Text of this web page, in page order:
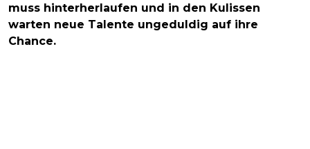
muss hinterherlaufen und in den Kulissen
warten neue Talente ungeduldig auf ihre
Chance.